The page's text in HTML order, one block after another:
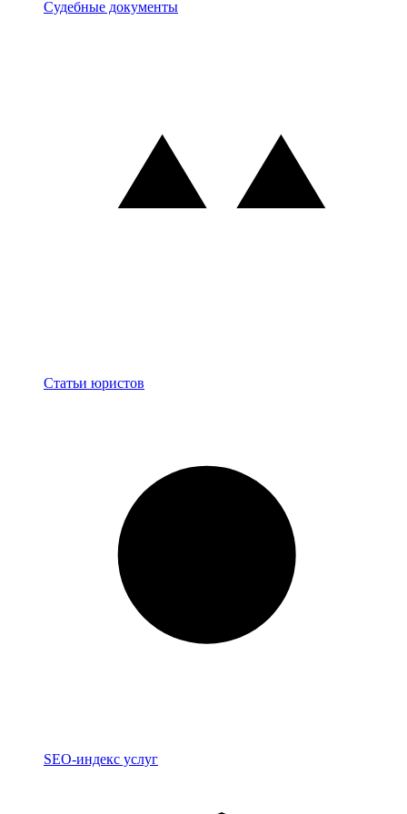
Документы
Судебные документы
Блог
Статьи юристов
Индекс
SEO-индекс услуг